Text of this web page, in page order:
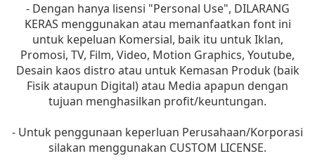
- Dengan hanya lisensi "Personal Use", DILARANG
KERAS menggunakan atau memanfaatkan font ini
untuk kepeluan Komersial, baik itu untuk Iklan,
Promosi, TV, Film, Video, Motion Graphics, Youtube,
Desain kaos distro atau untuk Kemasan Produk (baik
Fisik ataupun Digital) atau Media apapun dengan
tujuan menghasilkan profit/keuntungan.
- Untuk penggunaan keperluan Perusahaan/Korporasi
silakan menggunakan CUSTOM LICENSE.